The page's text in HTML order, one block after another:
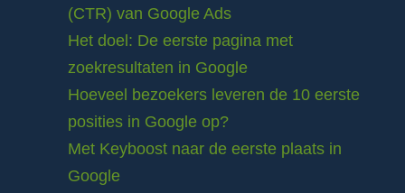
(CTR) van Google Ads
Het doel: De eerste pagina met
zoekresultaten in Google
Hoeveel bezoekers leveren de 10 eerste
posities in Google op?
Met Keyboost naar de eerste plaats in
Google